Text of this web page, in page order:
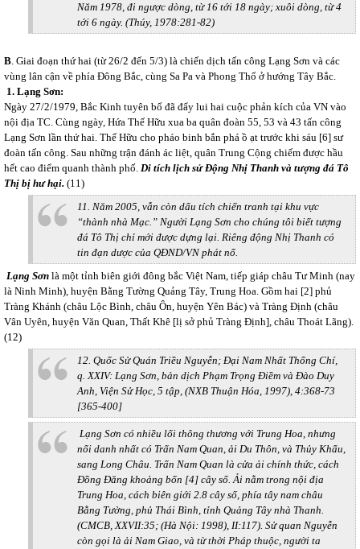
Năm 1978, đi ngược dòng, từ 16 tới 18 ngày; xuôi dòng, từ 4
tới 6 ngày. (Thúy, 1978:281-82)
B. Giai đoạn thứ hai (từ 26/2 đến 5/3) là chiến dịch tấn công Lạng Sơn và các
vùng lân cận về phía Đông Bắc, cùng Sa Pa và Phong Thổ ở hướng Tây Bắc.
1. Lạng Sơn:
Ngày 27/2/1979, Bắc Kinh tuyên bố đã đẩy lui hai cuộc phản kích của VN vào
nội địa TC. Cùng ngày, Hứa Thế Hữu xua ba quân đoàn 55, 53 và 43 tấn công
Lạng Sơn lần thứ hai. Thế Hữu cho pháo binh bắn phá ồ ạt trước khi sáu [6] sư
đoàn tấn công. Sau những trận đánh ác liệt, quân Trung Cộng chiếm được hầu
hết cao điểm quanh thành phố. Di tích lịch sử Động Nhị Thanh và tượng đá Tô
Thị bị hư hại. (11)
11. Năm 2005, vẫn còn dấu tích chiến tranh tại khu vực
“thành nhà Mạc.” Người Lạng Sơn cho chúng tôi biết tượng
đá Tô Thị chỉ mới được dựng lại. Riêng động Nhị Thanh có
tin đạn dược của QĐND/VN phát nổ.
Lạng Sơn là một tỉnh biên giới đông bắc Việt Nam, tiếp giáp châu Tư Minh (nay
là Ninh Minh), huyện Bằng Tường Quảng Tây, Trung Hoa. Gồm hai [2] phủ
Tràng Khánh (châu Lộc Bình, châu Ôn, huyện Yên Bác) và Tràng Định (châu
Vân Uyên, huyện Văn Quan, Thất Khê [lị sở phủ Tràng Định], châu Thoát Lãng).
(12)
12. Quốc Sử Quán Triều Nguyễn; Đại Nam Nhất Thống Chí,
q. XXIV: Lạng Sơn, bản dịch Phạm Trọng Điềm và Đào Duy
Anh, Viện Sử Học, 5 tập, (NXB Thuận Hóa, 1997), 4:368-73
[365-400]
Lạng Sơn có nhiều lối thông thương với Trung Hoa, nhưng
nổi danh nhất có Trấn Nam Quan, ải Du Thôn, và Thủy Khẩu,
sang Long Châu. Trấn Nam Quan là cửa ải chính thức, cách
Đồng Đăng khoảng bốn [4] cây số. Ải nằm trong nội địa
Trung Hoa, cách biên giới 2.8 cây số, phía tây nam châu
Bằng Tường, phủ Thái Bình, tỉnh Quảng Tây nhà Thanh.
(CMCB,XXVII:35; (Hà Nội: 1998), II:117). Sử quan Nguyễn
còn gọi là ải Nam Giao, và từ thời Pháp thuộc, người ta